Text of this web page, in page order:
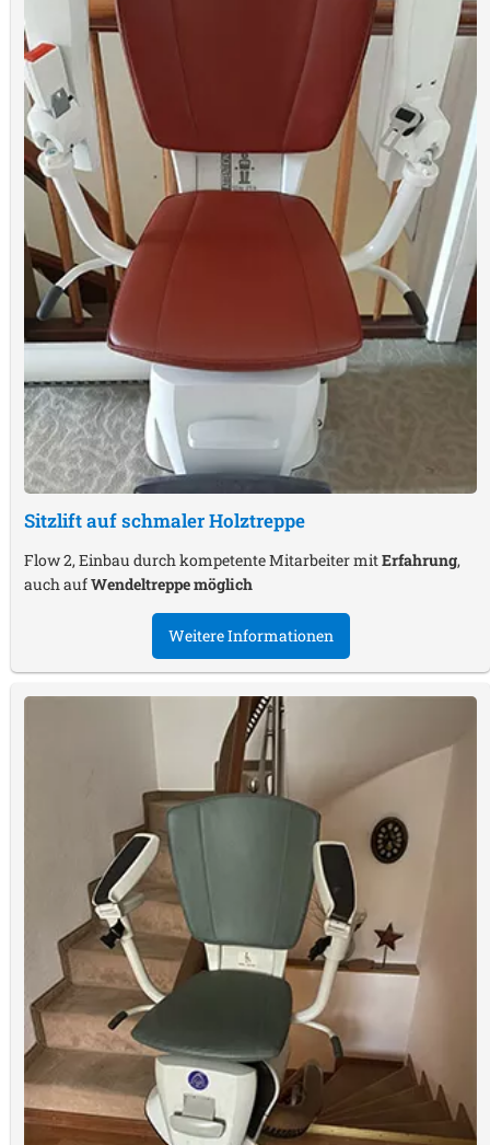
Sitzlift auf schmaler Holztreppe
Flow 2, Einbau durch kompetente Mitarbeiter mitErfahrung,
auch aufWendeltreppe möglich
Weitere Informationen